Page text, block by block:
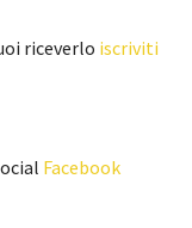
riceverlo iscriviti
Facebook